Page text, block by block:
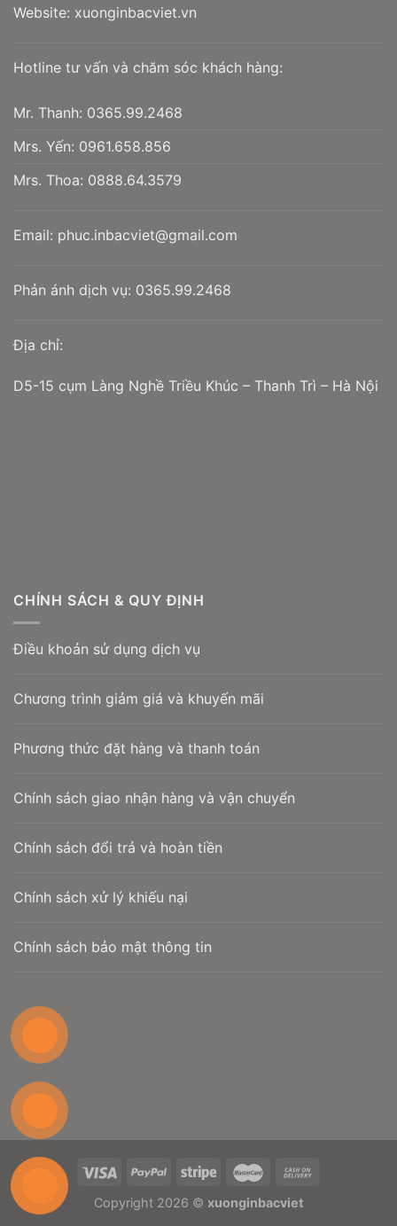
Website: xuonginbacviet.vn
Hotline tư vấn và chăm sóc khách hàng:
Mr. Thanh: 0365.99.2468
Mrs. Yến: 0961.658.856
Mrs. Thoa: 0888.64.3579
Email: phuc.inbacviet@gmail.com
Phản ánh dịch vụ: 0365.99.2468
Địa chỉ:
D5-15 cụm Làng Nghề Triều Khúc – Thanh Trì – Hà Nội
CHÍNH SÁCH & QUY ĐỊNH
Điều khoản sử dụng dịch vụ
Chương trình giảm giá và khuyến mãi
Phương thức đặt hàng và thanh toán
Chính sách giao nhận hàng và vận chuyển
Chính sách đổi trả và hoàn tiền
Chính sách xử lý khiếu nại
Chính sách bảo mật thông tin
Copyright 2026 © xuonginbacviet